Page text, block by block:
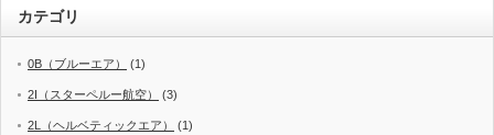
カテゴリ
0B（ブルーエア） (1)
2I（スターペルー航空） (3)
2L（ヘルベティックエア） (1)